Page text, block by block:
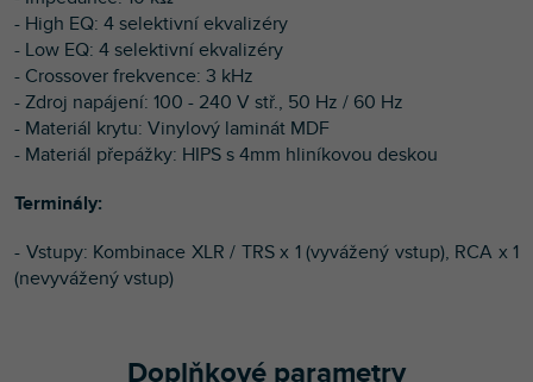
- High EQ: 4 selektivní ekvalizéry
- Low EQ: 4 selektivní ekvalizéry
- Crossover frekvence: 3 kHz
- Zdroj napájení: 100 - 240 V stř., 50 Hz / 60 Hz
- Materiál krytu: Vinylový laminát MDF
- Materiál přepážky: HIPS s 4mm hliníkovou deskou
Terminály:
- Vstupy: Kombinace XLR / TRS x 1 (vyvážený vstup), RCA x 1
(nevyvážený vstup)
Doplňkové parametry